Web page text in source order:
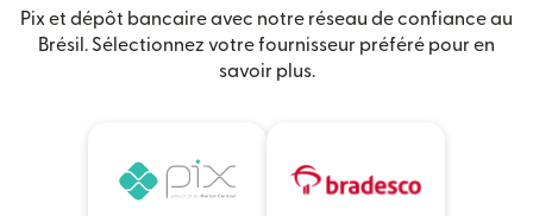
Pix et dépôt bancaire avec notre réseau de confiance au
Brésil. Sélectionnez votre fournisseur préféré pour en
savoir plus.